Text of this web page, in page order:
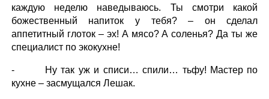
каждую неделю наведываюсь. Ты смотри какой
божественный напиток у тебя? – он сделал
аппетитный глоток – эх! А мясо? А соленья? Да ты же
специалист по экокухне!
- Ну так уж и списи… спили… тьфу! Мастер по
кухне – засмущался Лешак.